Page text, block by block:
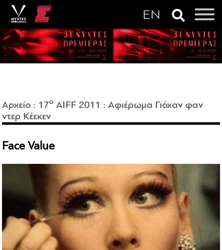
Αρχείο : 17o AIFF 2011 :Αφιέρωμα Γιόχαν φαν
ντερ Κέεκεν
Face Value